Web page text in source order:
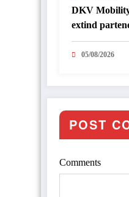
DKV
extind
european
05/08/2026
POST
Comments